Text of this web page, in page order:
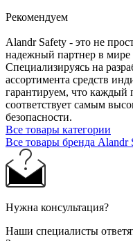
Рекомендуем
Alandr Safety - это не
надежный партнер в мире
Специализируясь на
ассортимента средств
гарантируем, что каждый
соответствует самым
безопасности.
Все товары категории
Все товары бренда Alandr
Нужна консультация?
Наши специалисты